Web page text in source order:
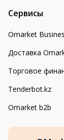
Сервисы
Omarket
Доставка
Торговое
Tenderbot.kz
Omarket b2b